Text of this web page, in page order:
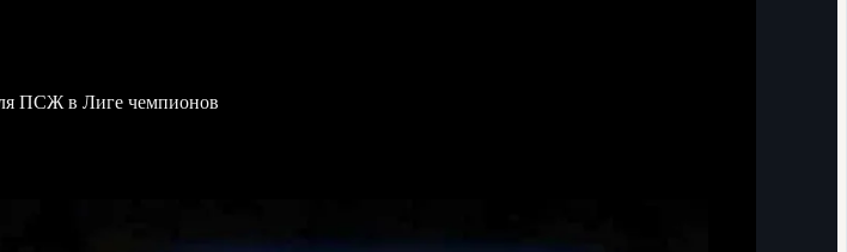
ПСЖ в Лиге чемпионов